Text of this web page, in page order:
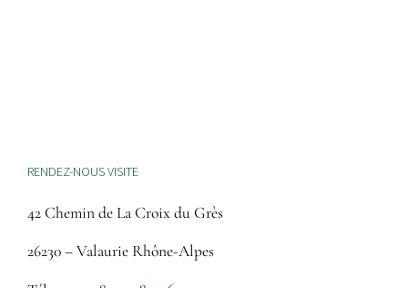
RENDEZ-NOUS VISITE
42 Chemin de La Croix du Grès
26230 – Valaurie Rhône-Alpes